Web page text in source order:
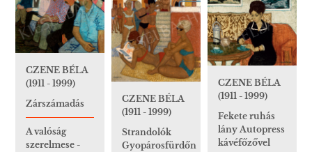
CZENE BÉLA
(1911 - 1999)
Zárszámadás
A valóság
szerelmese -
CZENE BÉLA
(1911 - 1999)
Strandolók
Gyopárosfürdőn
CZENE BÉLA
(1911 - 1999)
Fekete ruhás
lány Autopress
kávéfőzővel